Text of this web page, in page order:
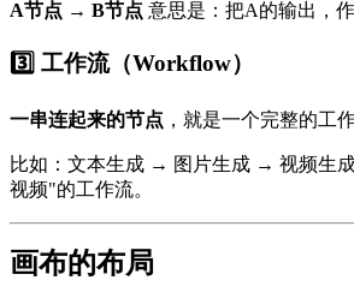
A节点 → B节点 意思是：把A的输出，作
3️⃣ 工作流（Workflow）
一串连起来的节点 ，就是一个完整的工作
比如：文本生成 → 图片生成 → 视频生
视频"的工作流。
画布的布局